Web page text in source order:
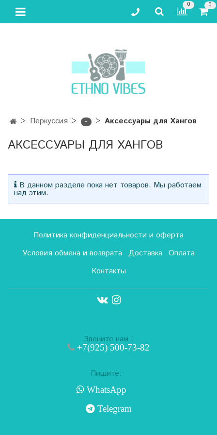
0 0
Перкуссия - Аксессуары для Хангов
АКСЕССУАРЫ ДЛЯ ХАНГОВ
В данном разделе пока нет товаров. Мы работаем
над этим.
Политика конфиденциальности и оферта
Условия обмена и возврата Доставка Оплата
Контакты
Звоните нам :
+7(925) 500-73-82
Пишите:
WhatsApp
Telegram